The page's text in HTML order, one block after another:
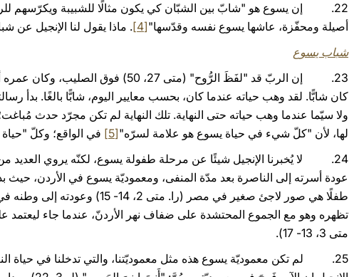
22. إن يسوع هو "شابّ بين الشبّان كي يكون مثالًا للشبيبة ويكرّسهم للربّ"
أصيلة ومحفّزة، عاشها يسوع نفسه وقدّسها"[4]
. ماذا يقول لنا الإنجيل عن
شباب يسوع
ولا سيّما عندما وهب حياته حتى النهاية. تلك النهاية لم تكن مجرّد حدث
لها، لأن "كلّ شيء في حياة يسوع هو علامة لسرّه"[5] في الواقع؛ وكلّ
24. لا يُخبرنا الإنجيل شيئًا عن مرحلة طفولة يسوع، لكنّه يروي
عودة أسرته إلى الناصرة بعد مدّة المنفى، ومعموديّة يسوع في الأردن، حيث
تظهره وهو مع الجموع المحتشدة على ضفاف نهر الأردنّ، عندما جاء ليعتمد
متى 3، 13- 17).
25. لم تكن معموديّة يسوع هذه مثل معموديّتنا، والتي تدخلنا في حياة